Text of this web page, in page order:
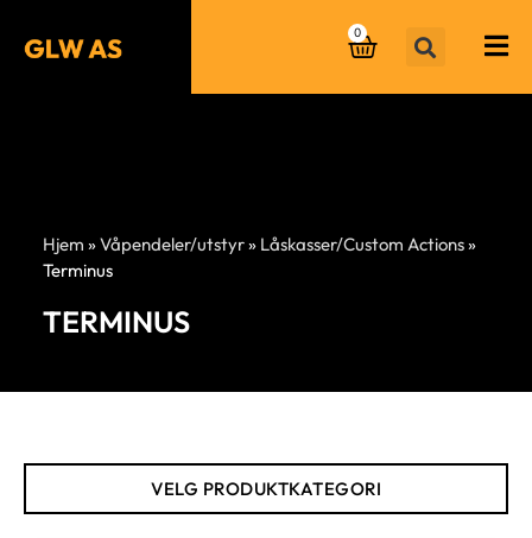
0
Hjem »Våpendeler/utstyr» Låskasser/Custom Actions»
Terminus
TERMINUS
VELG PRODUKTKATEGORI